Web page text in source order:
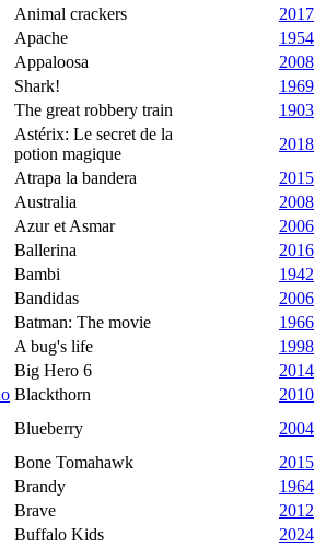
Animal crackers
2017
Apache
1954
Appaloosa
2008
Shark!
1969
The great robbery train
1903
Astérix: Le secret de la
potion magique
2018
Atrapa la bandera
2015
Australia
2008
Azur et Asmar
2006
Ballerina
2016
Bambi
1942
Bandidas
2006
Batman: The movie
1966
A bug's life
1998
Big Hero 6
2014
Blackthorn
2010
Blueberry
2004
Bone Tomahawk
2015
Brandy
1964
Brave
2012
Buffalo Kids
2024